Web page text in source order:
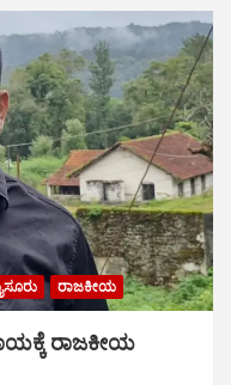
ರಾಜಕೀಯ
ರಾಜಕೀಯ